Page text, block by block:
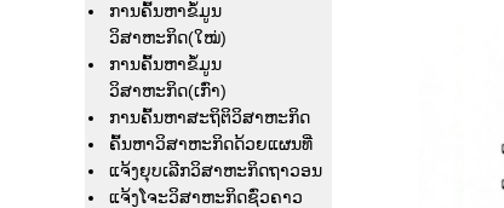
ການຄົ້ນຫາຂໍ້ມູນ
ວິສາຫະກິດ(ໃໝ່)
ການຄົ້ນຫາຂໍ້ມູນ
ວິສາຫະກິດ(ເກົ່າ)
ການຄົ້ນຫາສະຖິຕິວິສາຫະກິດ
ຄົ້ນຫາວິສາຫະກິດດ້ວຍແຜນທີ່
ແຈ້ງຍຸບເລີກວິສາຫະກິດຖາວອນ
ແຈ້ງໂຈະວິສາຫະກິດຊົ່ວຄາວ